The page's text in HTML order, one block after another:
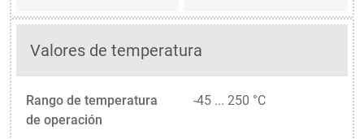
Valores de temperatura
Rango de temperatura
de operación
-45 ... 250 °C